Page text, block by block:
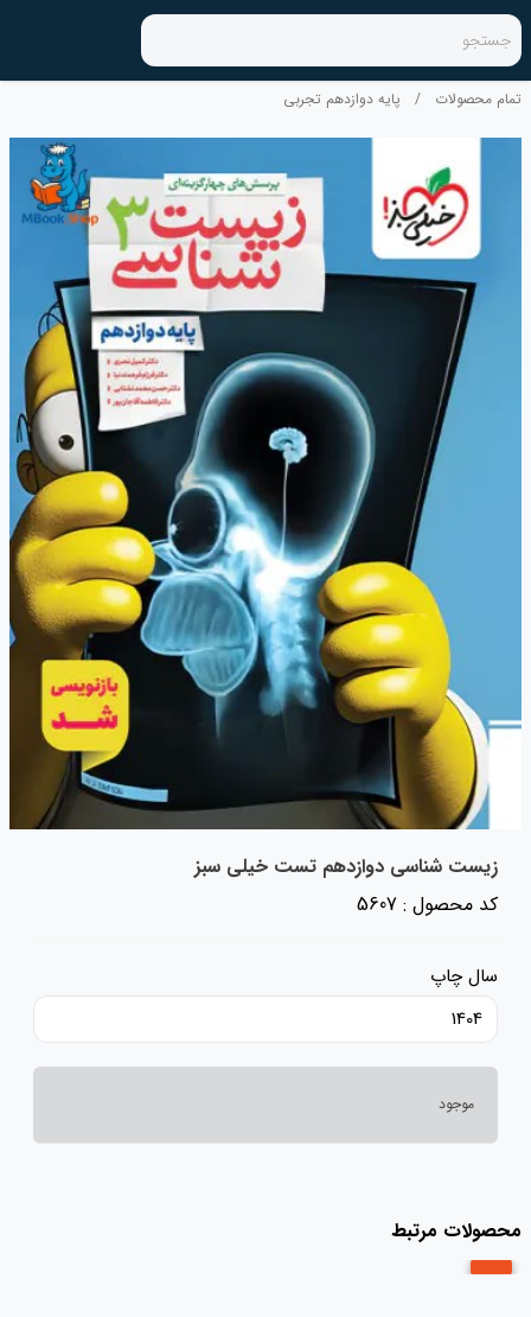
جستجو
تمام محصولات / پایه دوازدهم تجربی
زیست شناسی دوازدهم تست خیلی سبز
کد محصول : 5607
سال چاپ
1404
موجود
محصولات مرتبط